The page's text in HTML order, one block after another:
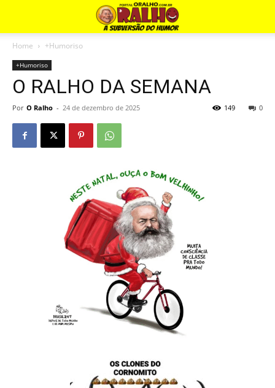
Home +Humoriso
+Humoriso
O RALHO DA SEMANA
Por O Ralho - 24 de dezembro de 2025 0
149